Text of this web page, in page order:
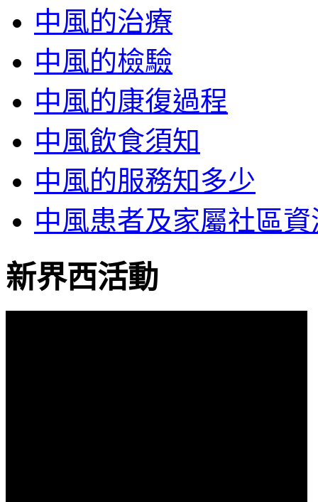
中風的治療
中風的檢驗
中風的康復過程
中風飲食須知
中風的服務知多少
中風患者及家屬社區資
新界西活動